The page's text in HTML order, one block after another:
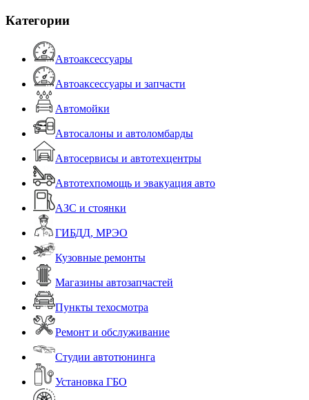
Категории
Автоаксессуары
Автоаксессуары и запчасти
Автомойки
Автосалоны и автоломбарды
Автосервисы и автотехцентры
Автотехпомощь и эвакуация авто
АЗС и стоянки
ГИБДД, МРЭО
Кузовные ремонты
Магазины автозапчастей
Пункты техосмотра
Ремонт и обслуживание
Студии автотюнинга
Установка ГБО